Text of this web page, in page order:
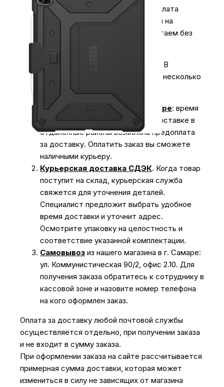
3.Оплата для юридических лиц
Оплата
производиться безналичным платежом на
расчётный счёт магазина (важно работаем без
НДС)
Экономьте время на получении заказа. В
интернет-магазине My Store доступно несколько
вариантов доставки:
Доставка курьером по г. Самаре: время
доставки с 10:00 до 20:00. При доставке в
отдаленные районы возможна предоплата
за доставку. Оплатить заказ вы сможете
наличными курьеру.
Курьерская доставка СДЭК. Когда товар
поступит на склад, курьерская служба
свяжется для уточнения деталей.
Специалист предложит выбрать удобное
время доставки и уточнит адрес.
Осмотрите упаковку на целостность и
соответствие указанной комплектации.
Самовывоз из нашего магазина в г. Самаре:
ул. Коммунистическая 90/2, офис 2.10. Для
получения заказа обратитесь к сотруднику в
кассовой зоне и назовите номер телефона
на кого оформлен заказ.
Оплата за доставку любой почтовой службы
осуществляется отдельно, при получении заказа
и не входит в сумму заказа.
При оформлении заказа на сайте рассчитывается
примерная сумма доставки, которая может
измениться в силу не зависящих от магазина